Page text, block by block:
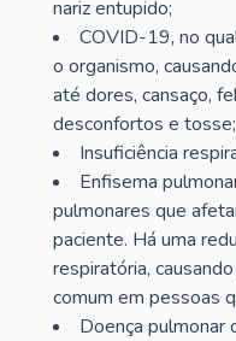
nariz entupido;
COVID-19, no
o organismo,
até dores, cansaço,
desconfortos e tosse;
Insuficiência
Enfisema
pulmonares que
paciente. Há uma
respiratória,
comum em pessoas
Doença pulmonar